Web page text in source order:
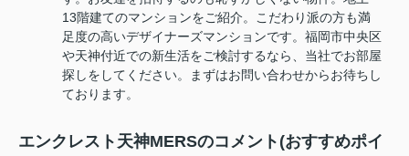
13階建てのマンションをご紹介。こだわり派の方も満
足度の高いデザイナーズマンションです。福岡市中央区
や天神付近での新生活をご検討するなら、当社でお部屋
探しをしてください。まずはお問い合わせからお待ちし
ております。
エンクレスト天神MERSのコメント(おすすめポイ